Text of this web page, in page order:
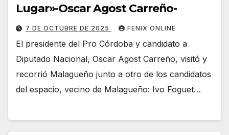
Lugar»-Oscar Agost Carreño-
7 DE OCTUBRE DE 2025 FENIX ONLINE
El presidente del Pro Córdoba y candidato a
Diputado Nacional, Oscar Agost Carreño, visitó y
recorrió Malagueño junto a otro de los candidatos
del espacio, vecino de Malagueño: Ivo Foguet…